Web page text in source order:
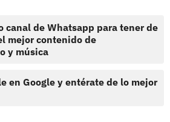
canal de Whatsapp para tener de
mejor contenido de
y música
en Google y entérate de lo mejor